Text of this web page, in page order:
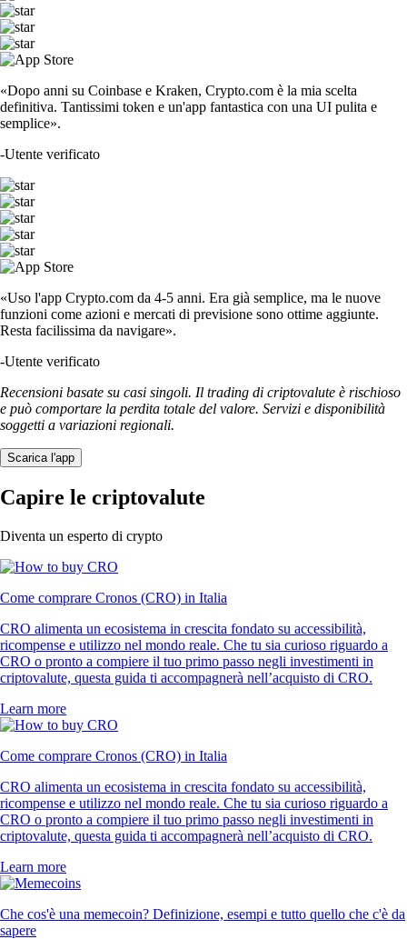
«Dopo anni su Coinbase e Kraken, Crypto.com è la mia scelta
definitiva. Tantissimi token e un'app fantastica con una UI pulita e
semplice».
-Utente verificato
«Uso l'app Crypto.com da 4-5 anni. Era già semplice, ma le nuove
funzioni come azioni e mercati di previsione sono ottime aggiunte.
Resta facilissima da navigare».
-Utente verificato
Recensioni basate su casi singoli. Il trading di criptovalute è rischioso
e può comportare la perdita totale del valore. Servizi e disponibilità
soggetti a variazioni regionali.
Scarica l'app
Capire le criptovalute
Diventa un esperto di crypto
Come comprare Cronos (CRO) in Italia
CRO alimenta un ecosistema in crescita fondato su accessibilità,
ricompense e utilizzo nel mondo reale. Che tu sia curioso riguardo a
CRO o pronto a compiere il tuo primo passo negli investimenti in
criptovalute, questa guida ti accompagnerà nell’acquisto di CRO.
Learn more
Come comprare Cronos (CRO) in Italia
CRO alimenta un ecosistema in crescita fondato su accessibilità,
ricompense e utilizzo nel mondo reale. Che tu sia curioso riguardo a
CRO o pronto a compiere il tuo primo passo negli investimenti in
criptovalute, questa guida ti accompagnerà nell’acquisto di CRO.
Learn more
Che cos'è una memecoin? Definizione, esempi e tutto quello che c'è da
sapere